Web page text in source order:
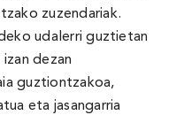
zuzendariak.
udalerri guztietan
dezan
guztiontzakoa,
eta jasangarria